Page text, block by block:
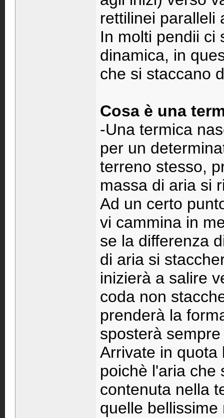
rettilinei paralleli
In molti pendii ci
dinamica, in
che si staccano
Cosa è una
-Una termica
per un
terreno stesso,
massa di aria si
Ad un certo
vi cammina in
se la differenza
di aria si
inizierà a salire
coda non
prenderà la
sposterà
Arrivate in quota
poichè l'aria che
contenuta nella
quelle